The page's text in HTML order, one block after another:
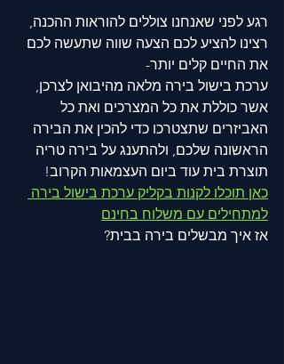
רגע לפני שאנחנו צוללים להוראות ההכנה,
רצינו להציע לכם הצעה שווה שתעשה לכם
את החיים קלים יותר-
ערכת בישול בירה מלאה מהיבואן לצרכן,
אשר כוללת את כל המצרכים ואת כל
האביזרים שתצטרכו כדי להכין את הבירה
הראשונה שלכם, ולהתענג על בירה טריה
תוצרת בית עוד ביום העצמאות הקרוב!
כאן תוכלו לקנות בקליק ערכת בישול בירה
למתחילים עם משלוח בחינם
אז איך מבשלים בירה בבית?